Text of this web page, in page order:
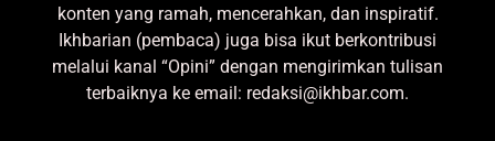
konten yang ramah, mencerahkan, dan inspiratif.
Ikhbarian (pembaca) juga bisa ikut berkontribusi
melalui kanal “Opini” dengan mengirimkan tulisan
terbaiknya ke email: redaksi@ikhbar.com.